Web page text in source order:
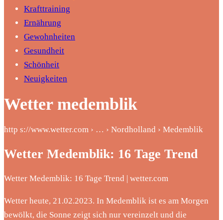
Krafttraining
Ernährung
Gewohnheiten
Gesundheit
Schönheit
Neuigkeiten
Wetter medemblik
http s://www.wetter.com › … › Nordholland › Medemblik
Wetter Medemblik: 16 Tage Trend
Wetter Medemblik: 16 Tage Trend | wetter.com
Wetter heute, 21.02.2023. In Medemblik ist es am Morgen
bewölkt, die Sonne zeigt sich nur vereinzelt und die